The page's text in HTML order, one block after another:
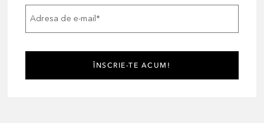
Adresa de e-mail*
ÎNSCRIE-TE ACUM!